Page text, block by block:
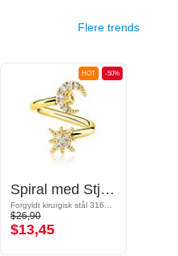
Flere trends
-50%
HOT
Spiral med Stjerne og Half moon design
$26,90
$13,45